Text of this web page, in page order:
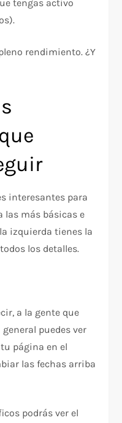
tengas activo
rendimiento. ¿Y
interesantes para
las más básicas e
izquierda tienes la
los detalles.
a la gente que
puedes ver
página en el
las fechas arriba
podrás ver el